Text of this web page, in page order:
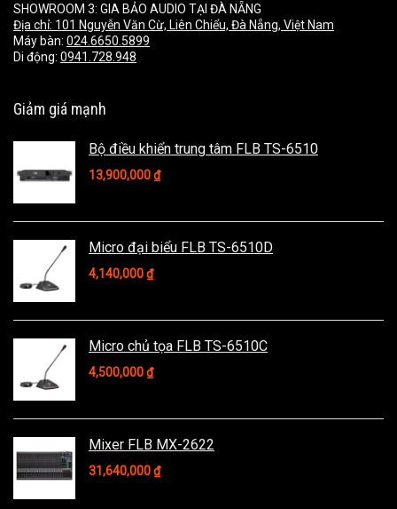
SHOWROOM 3: GIA BẢO AUDIO TẠI ĐÀ NẴNG
Địa chỉ: 101 Nguyễn Văn Cừ, Liên Chiểu, Đà Nẵng, Việt Nam
Máy bàn: 024.6650.5899
Di động: 0941.728.948
Giảm giá mạnh
Bộ điều khiển trung tâm FLB TS-6510
13,900,000₫
Micro đại biểu FLB TS-6510D
4,140,000₫
Micro chủ tọa FLB TS-6510C
4,500,000₫
Mixer FLB MX-2622
31,640,000₫